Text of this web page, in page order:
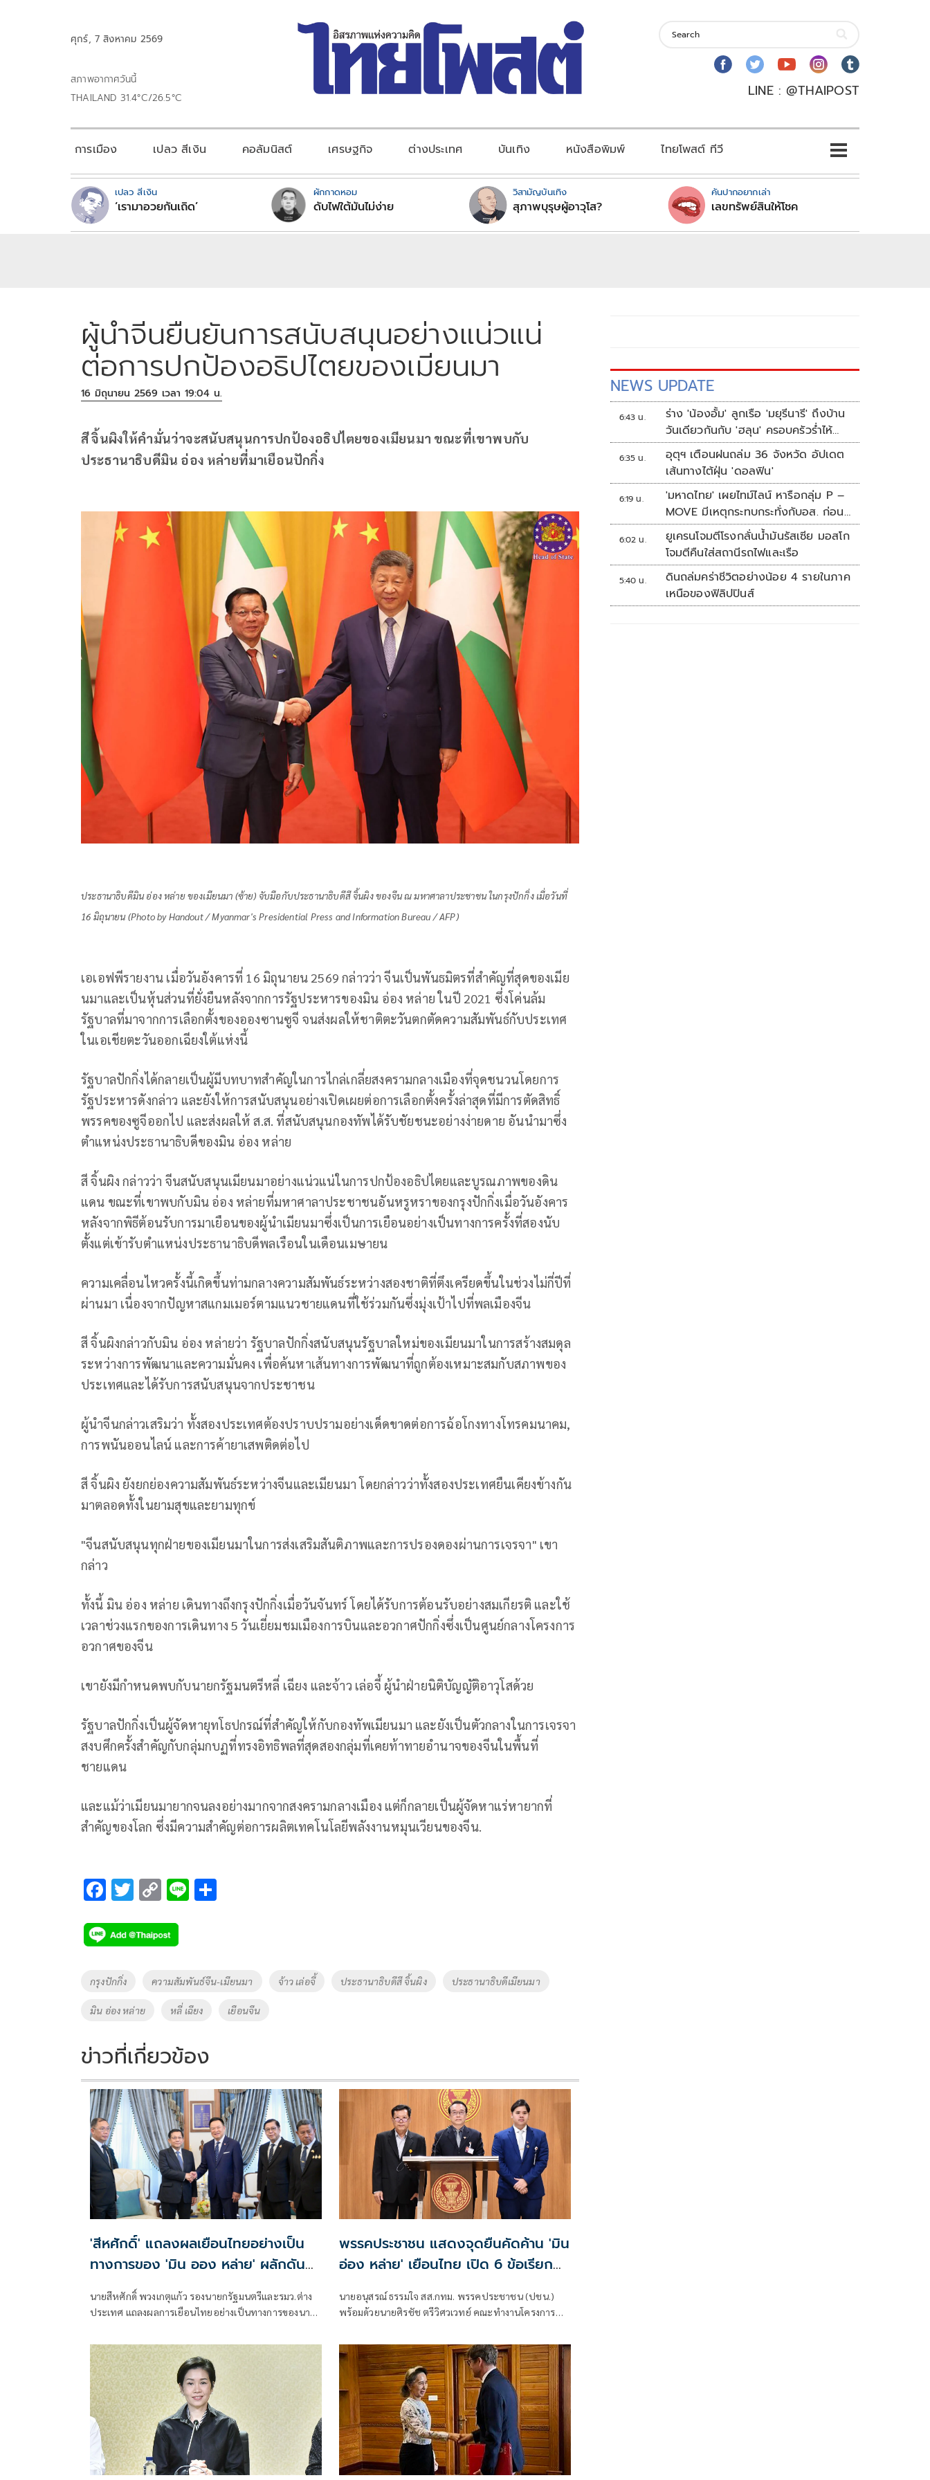
ศุกร์, 7 สิงหาคม 2569
สภาพอากาศวันนี้
THAILAND 31.4°C/26.5°C
LINE : @THAIPOST
การเมือง เปลว สีเงิน คอลัมนิสต์ เศรษฐกิจ ต่างประเทศ บันเทิง หนังสือพิมพ์ ไทยโพสต์ ทีวี
เปลว สีเงิน
‘เรามาอวยกันเถิด’
ผักกาดหอม
ดับไฟใต้มันไม่ง่าย
วิสามัญบันเทิง
สุภาพบุรุษผู้อาวุโส?
คันปากอยากเล่า
เลขทรัพย์สินให้โชค
ผู้นำจีนยืนยันการสนับสนุนอย่างแน่วแน่
ต่อการปกป้องอธิปไตยของเมียนมา
16 มิถุนายน 2569 เวลา 19:04 น.
สี จิ้นผิงให้คำมั่นว่าจะสนับสนุนการปกป้องอธิปไตยของเมียนมา ขณะที่เขาพบกับ
ประธานาธิบดีมิน อ่อง หล่ายที่มาเยือนปักกิ่ง
ประธานาธิบดีมิน อ่อง หล่าย ของเมียนมา (ซ้าย) จับมือกับประธานาธิบดีสี จิ้นผิง ของจีน ณ มหาศาลาประชาชน ในกรุงปักกิ่ง เมื่อวันที่
16 มิถุนายน (Photo by Handout / Myanmar's Presidential Press and Information Bureau / AFP)
เอเอฟพีรายงาน เมื่อวันอังคารที่ 16 มิถุนายน 2569 กล่าวว่า จีนเป็นพันธมิตรที่สำคัญที่สุดของเมีย
นมาและเป็นหุ้นส่วนที่ยั่งยืนหลังจากการรัฐประหารของมิน อ่อง หล่าย ในปี 2021 ซึ่งโค่นล้ม
รัฐบาลที่มาจากการเลือกตั้งของอองซานซูจี จนส่งผลให้ชาติตะวันตกตัดความสัมพันธ์กับประเทศ
ในเอเชียตะวันออกเฉียงใต้แห่งนี้
รัฐบาลปักกิ่งได้กลายเป็นผู้มีบทบาทสำคัญในการไกล่เกลี่ยสงครามกลางเมืองที่จุดชนวนโดยการ
รัฐประหารดังกล่าว และยังให้การสนับสนุนอย่างเปิดเผยต่อการเลือกตั้งครั้งล่าสุดที่มีการตัดสิทธิ์
พรรคของซูจีออกไป และส่งผลให้ ส.ส. ที่สนับสนุนกองทัพได้รับชัยชนะอย่างง่ายดาย อันนำมาซึ่ง
ตำแหน่งประธานาธิบดีของมิน อ่อง หล่าย
สี จิ้นผิง กล่าวว่า จีนสนับสนุนเมียนมาอย่างแน่วแน่ในการปกป้องอธิปไตยและบูรณภาพของดิน
แดน ขณะที่เขาพบกับมิน อ่อง หล่ายที่มหาศาลาประชาชนอันหรูหราของกรุงปักกิ่งเมื่อวันอังคาร
หลังจากพิธีต้อนรับการมาเยือนของผู้นำเมียนมาซึ่งเป็นการเยือนอย่างเป็นทางการครั้งที่สองนับ
ตั้งแต่เข้ารับตำแหน่งประธานาธิบดีพลเรือนในเดือนเมษายน
ความเคลื่อนไหวครั้งนี้เกิดขึ้นท่ามกลางความสัมพันธ์ระหว่างสองชาติที่ตึงเครียดขึ้นในช่วงไม่กี่ปีที่
ผ่านมา เนื่องจากปัญหาสแกมเมอร์ตามแนวชายแดนที่ใช้ร่วมกันซึ่งมุ่งเป้าไปที่พลเมืองจีน
สี จิ้นผิงกล่าวกับมิน อ่อง หล่ายว่า รัฐบาลปักกิ่งสนับสนุนรัฐบาลใหม่ของเมียนมาในการสร้างสมดุล
ระหว่างการพัฒนาและความมั่นคง เพื่อค้นหาเส้นทางการพัฒนาที่ถูกต้องเหมาะสมกับสภาพของ
ประเทศและได้รับการสนับสนุนจากประชาชน
ผู้นำจีนกล่าวเสริมว่า ทั้งสองประเทศต้องปราบปรามอย่างเด็ดขาดต่อการฉ้อโกงทางโทรคมนาคม,
การพนันออนไลน์ และการค้ายาเสพติดต่อไป
สี จิ้นผิง ยังยกย่องความสัมพันธ์ระหว่างจีนและเมียนมา โดยกล่าวว่าทั้งสองประเทศยืนเคียงข้างกัน
มาตลอดทั้งในยามสุขและยามทุกข์
"จีนสนับสนุนทุกฝ่ายของเมียนมาในการส่งเสริมสันติภาพและการปรองดองผ่านการเจรจา" เขา
กล่าว
ทั้งนี้ มิน อ่อง หล่าย เดินทางถึงกรุงปักกิ่งเมื่อวันจันทร์ โดยได้รับการต้อนรับอย่างสมเกียรติ และใช้
เวลาช่วงแรกของการเดินทาง 5 วันเยี่ยมชมเมืองการบินและอวกาศปักกิ่งซึ่งเป็นศูนย์กลางโครงการ
อวกาศของจีน
เขายังมีกำหนดพบกับนายกรัฐมนตรีหลี่ เฉียง และจ้าว เล่อจี้ ผู้นำฝ่ายนิติบัญญัติอาวุโสด้วย
รัฐบาลปักกิ่งเป็นผู้จัดหายุทโธปกรณ์ที่สำคัญให้กับกองทัพเมียนมา และยังเป็นตัวกลางในการเจรจา
สงบศึกครั้งสำคัญกับกลุ่มกบฏที่ทรงอิทธิพลที่สุดสองกลุ่มที่เคยท้าทายอำนาจของจีนในพื้นที่
ชายแดน
และแม้ว่าเมียนมายากจนลงอย่างมากจากสงครามกลางเมือง แต่ก็กลายเป็นผู้จัดหาแร่หายากที่
สำคัญของโลก ซึ่งมีความสำคัญต่อการผลิตเทคโนโลยีพลังงานหมุนเวียนของจีน.
F
e
b
o
o
k
T
tt
er
C
p
y
Li
k
Li
Tags
กรุงปักกิ่ง ความสัมพันธ์จีน-เมียนมา จ้าว เล่อจี้ ประธานาธิบดีสี จิ้นผิง ประธานาธิบดีเมียนมา
มิน อ่อง หล่าย หลี่ เฉียง เยือนจีน
ข่าวที่เกี่ยวข้อง
'สีหศักดิ์' แถลงผลเยือนไทยอย่างเป็น
ทางการของ 'มิน ออง หล่าย' ผลักดัน
เมียนมากลับสู่อาเซียน
นายสีหศักดิ์ พวงเกตุแก้ว รองนายกรัฐมนตรีและรมว.ต่าง
ประเทศ แถลงผลการเยือนไทยอย่างเป็นทางการของนา
เมียนมาว่า การเยือนครั้งนี้เกิดขึ้นในช่วงเปลี่ยนผ่านทางการ
เมืองของเมียนมา ซึ่งไทยมองว่าเป็นช่วงเวลาสำคัญในการ
ผลักดันความร่วมมือทั้งในระดับทวิภาคีและระดับภูมิภาค
พรรคประชาชน แสดงจุดยืนคัดค้าน 'มิน
อ่อง หล่าย' เยือนไทย เปิด 6 ข้อเรียก
นายอนุสรณ์ ธรรมใจ สส.กทม. พรรคประชาชน (ปชน.)
พร้อมด้วยนายศิรชัช ตรีวิศวเวทย์ คณะทำงานโครงการ
ชน และการพัฒนาอย่างยั่งยืน แถลงคัดค้านการเยือนไทย
อย่างเป็นทางการของพลเอกอาวุโส มิน ออง ไลง์
NEWS UPDATE
6:43 น.
ร่าง 'น้องอั้ม' ลูกเรือ 'มยุรีนารี' ถึงบ้าน
วันเดียวกันกับ 'ฮลุน' ครอบครัวร่ำไห้
เผยฝันอยากเป็นทหารเรือ
6:35 น.
อุตุฯ เตือนฝนถล่ม 36 จังหวัด อัปเดต
เส้นทางไต้ฝุ่น 'ดอลฟิน'
6:19 น.
'มหาดไทย' เผยไทม์ไลน์ หารือกลุ่ม P –
MOVE มีเหตุกระทบกระทั่งกับอส. ก่อน
พาส่งขึ้นรถกลับ
6:02 น.
ยูเครนโจมตีโรงกลั่นน้ำมันรัสเซีย มอสโก
โจมตีคืนใส่สถานีรถไฟและเรือ
5:40 น.
ดินถล่มคร่าชีวิตอย่างน้อย 4 รายในภาค
เหนือของฟิลิปปินส์